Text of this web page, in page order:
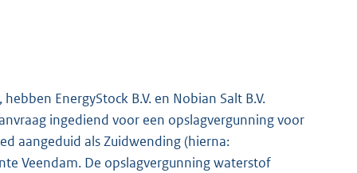
EnergyStock B.V. en Nobian Salt B.V.
ingediend voor een opslagvergunning voor
aangeduid als Zuidwending (hierna:
Veendam. De opslagvergunning waterstof